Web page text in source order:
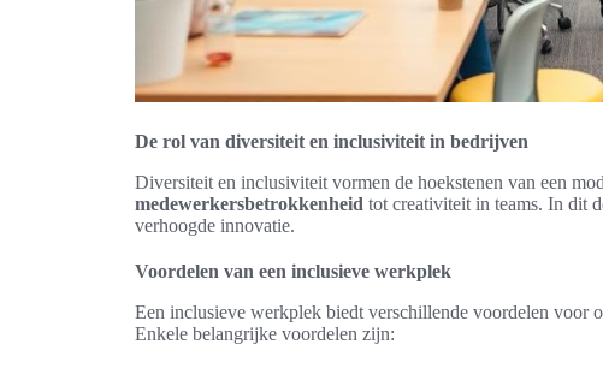
De rol van diversiteit en inclusiviteit in bedrijven
Diversiteit en inclusiviteit vormen de hoekstenen van een
medewerkersbetrokkenheid tot creativiteit in teams. In dit
verhoogde innovatie.
Voordelen van een inclusieve werkplek
Een inclusieve werkplek biedt verschillende voordelen voor
Enkele belangrijke voordelen zijn: